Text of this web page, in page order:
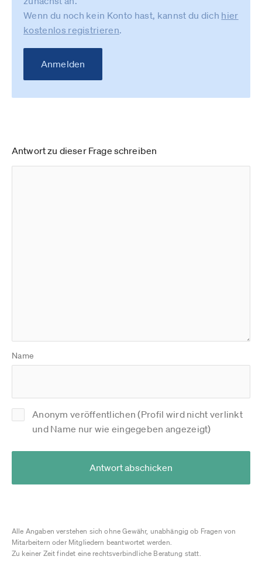
Wenn du noch kein Konto hast, kannst du dich hier
kostenlos registrieren.
Anmelden
Antwort zu dieser Frage schreiben
Name
Anonym veröffentlichen (Profil wird nicht verlinkt
und Name nur wie eingegeben angezeigt)
Antwort abschicken
Alle Angaben verstehen sich ohne Gewähr, unabhängig ob Fragen von
Mitarbeitern oder Mitgliedern beantwortet werden.
Zu keiner Zeit findet eine rechtsverbindliche Beratung statt.